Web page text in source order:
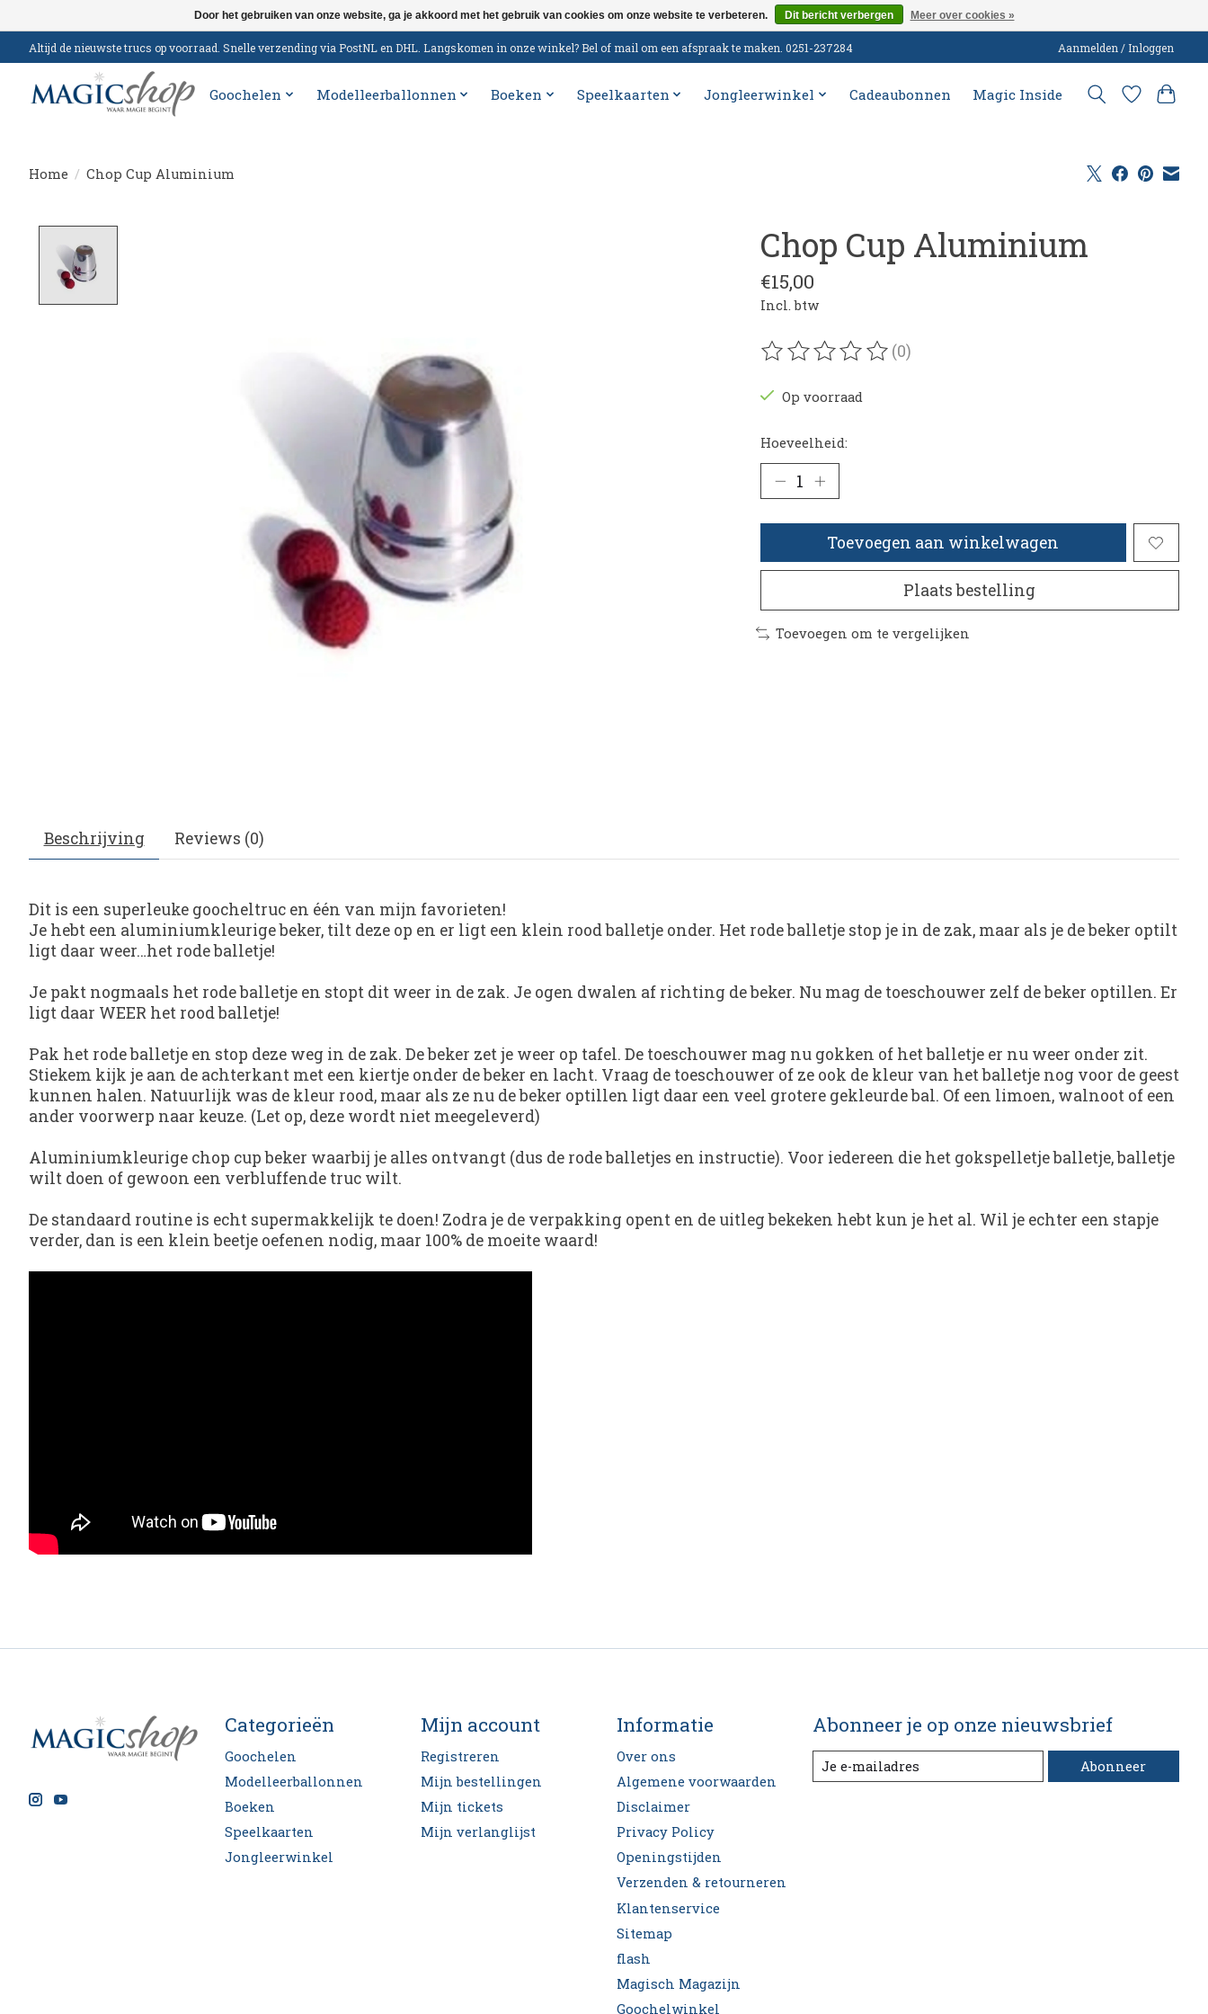
Altijd de nieuwste trucs op voorraad. Snelle verzending via PostNL en DHL. Langskomen in onze winkel? Bel of mail om een afspraak te maken. 0251-237284 Aanmelden / Inloggen
Goochelen Modelleerballonnen Boeken Speelkaarten Jongleerwinkel Cadeaubonnen Magic Inside
Home / Chop Cup Aluminium
Chop Cup Aluminium
€15,00
Incl. btw
De beoordeling van dit product is
(0)
Op voorraad
Hoeveelheid:
Toevoegen aan winkelwagen
Plaats bestelling
Toevoegen om te vergelijken
Beschrijving Reviews (0)
Dit is een superleuke goocheltruc en één van mijn favorieten!
Je hebt een aluminiumkleurige beker, tilt deze op en er ligt een klein rood balletje onder. Het rode balletje stop je in de zak, maar als je de beker optilt
ligt daar weer…het rode balletje!
Je pakt nogmaals het rode balletje en stopt dit weer in de zak. Je ogen dwalen af richting de beker. Nu mag de toeschouwer zelf de beker optillen. Er
ligt daar WEER het rood balletje!
Pak het rode balletje en stop deze weg in de zak. De beker zet je weer op tafel. De toeschouwer mag nu gokken of het balletje er nu weer onder zit.
Stiekem kijk je aan de achterkant met een kiertje onder de beker en lacht. Vraag de toeschouwer of ze ook de kleur van het balletje nog voor de geest
kunnen halen. Natuurlijk was de kleur rood, maar als ze nu de beker optillen ligt daar een veel grotere gekleurde bal. Of een limoen, walnoot of een
ander voorwerp naar keuze. (Let op, deze wordt niet meegeleverd)
Aluminiumkleurige chop cup beker waarbij je alles ontvangt (dus de rode balletjes en instructie). Voor iedereen die het gokspelletje balletje, balletje
wilt doen of gewoon een verbluffende truc wilt.
De standaard routine is echt supermakkelijk te doen! Zodra je de verpakking opent en de uitleg bekeken hebt kun je het al. Wil je echter een stapje
verder, dan is een klein beetje oefenen nodig, maar 100% de moeite waard!
Categorieën
Goochelen
Modelleerballonnen
Boeken
Speelkaarten
Jongleerwinkel
Mijn account
Registreren
Mijn bestellingen
Mijn tickets
Mijn verlanglijst
Informatie
Over ons
Algemene voorwaarden
Disclaimer
Privacy Policy
Openingstijden
Verzenden & retourneren
Klantenservice
Sitemap
flash
Magisch Magazijn
Goochelwinkel
Abonneer je op onze nieuwsbrief
Abonneer
Door het gebruiken van onze website, ga je akkoord met het gebruik van cookies om onze website te verbeteren. Dit bericht verbergen Meer over cookies »